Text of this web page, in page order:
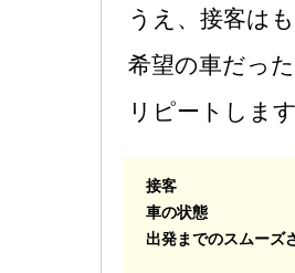
うえ、接客は
希望の車だっ
リピートしま
接客
車の状態
出発までのスムーズ